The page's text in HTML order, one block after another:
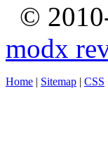
©
modx
Home | Sitemap | CSS